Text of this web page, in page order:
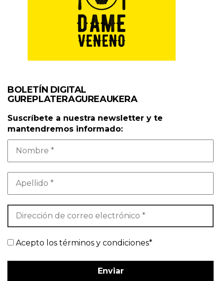
BOLETÍN DIGITAL
GUREPLATERAGUREAUKERA
Suscríbete a nuestra newsletter y te
mantendremos informado:
Acepto los términos y condiciones*